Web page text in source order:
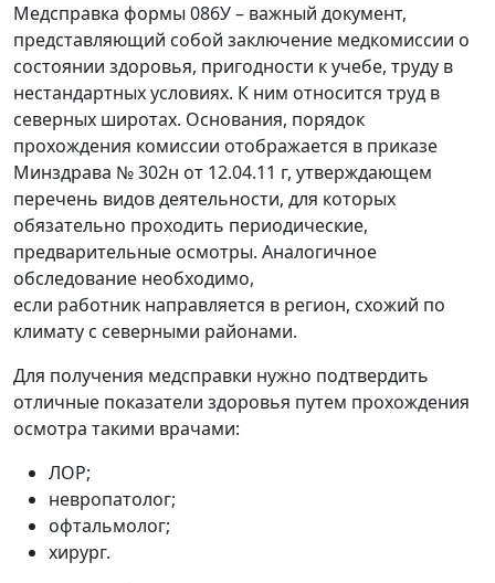
Медсправка формы 086У – важный документ,
представляющий собой заключение медкомиссии о
состоянии здоровья, пригодности к учебе, труду в
нестандартных условиях. К ним относится труд в
северных широтах. Основания, порядок
прохождения комиссии отображается в приказе
Минздрава № 302н от 12.04.11 г, утверждающем
перечень видов деятельности, для которых
обязательно проходить периодические,
предварительные осмотры. Аналогичное
обследование необходимо,
если работник направляется в регион, схожий по
климату с северными районами.
Для получения медсправки нужно подтвердить
отличные показатели здоровья путем прохождения
осмотра такими врачами:
ЛОР;
невропатолог;
офтальмолог;
хирург.